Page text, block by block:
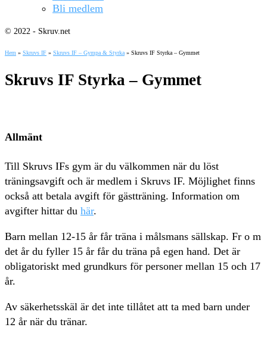
Bli medlem
© 2022 - Skruv.net
Hem » Skruvs IF » Skruvs IF – Gympa & Styrka » Skruvs IF Styrka – Gymmet
Skruvs IF Styrka – Gymmet
Allmänt
Till Skruvs IFs gym är du välkommen när du löst
träningsavgift och är medlem i Skruvs IF. Möjlighet finns
också att betala avgift för gästträning. Information om
avgifter hittar du här.
Barn mellan 12-15 år får träna i målsmans sällskap. Fr o m
det år du fyller 15 år får du träna på egen hand. Det är
obligatoriskt med grundkurs för personer mellan 15 och 17
år.
Av säkerhetsskäl är det inte tillåtet att ta med barn under
12 år när du tränar.